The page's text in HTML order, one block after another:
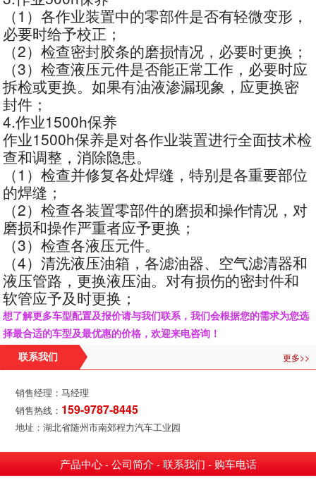
（1）各作业装置中的零部件是否有轻微变形，
必要时给予校正；
（2）检查密封胶条的磨损情况，必要时更换；
（3）检查液压元件是否能正常工作，必要时应
拆检或更换。如果有油液渗漏现象，应更换密
封件；
4.作业1500h保养
作业1500h保养是对各作业装置进行全面技术检
查和调整，消除隐患。
（1）检查并修复各处焊缝，特别是各重要部位
的焊缝；
（2）检查各装置零部件的磨损和操作情况，对
磨损和操作严重者应予更换；
（3）检查各液压元件。
（4）清洗液压油箱，各滤油器、空气滤清器和
液压管路，更换液压油。对有损伤的密封件和
软管应予及时更换；
想了解更多车型配置及报价请与我们联系，我们会根据您的需求为您选
择最合适的车型及最优惠的价格，欢迎来电咨询！
联系我们 更多>>
销售经理：马经理
销售热线： 159-9787-8445
地址：湖北省随州市南郊程力汽车工业园
产品中心- 公司简介 - 联系我们 - 购车电话